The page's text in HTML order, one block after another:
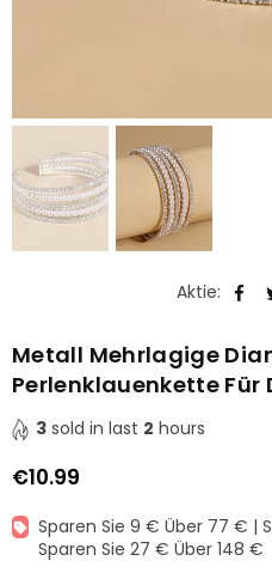
Aktie:
Metall Mehrlagige
Perlenklauenkette Für
3 sold in last 2 hours
Normaler
Preis
€10.99
Sparen Sie 9 € Über 77 € |
Sparen Sie 27 € Über 148 €